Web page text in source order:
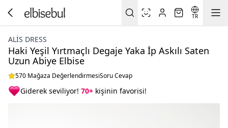
TR
ALİS DRESS
Haki Yeşil Yırtmaçlı Degaje Yaka İp Askılı Saten
Uzun Abiye Elbise
570 Mağaza DeğerlendirmesiSoru Cevap
Giderek seviliyor! 70+ kişinin favorisi!